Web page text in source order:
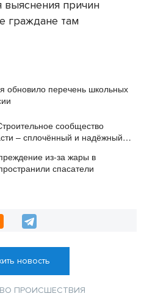
выяснения причин
граждане там
обновило перечень школьных
сообщество
– сплочённый и надёжный
из-за жары в
спасатели
новость
ПРОИСШЕСТВИЯ